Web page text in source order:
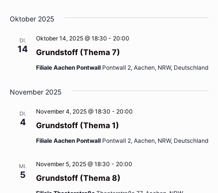
Oktober 2025
DI.
14 Grundstoff (Thema 7)
Oktober 14, 2025 @ 18:30 - 20:00
Filiale Aachen Pontwall Pontwall 2, Aachen, NRW, Deutschland
November 2025
DI.
4 Grundstoff (Thema 1)
November 4, 2025 @ 18:30 - 20:00
Filiale Aachen Pontwall Pontwall 2, Aachen, NRW, Deutschland
MI.
5 Grundstoff (Thema 8)
November 5, 2025 @ 18:30 - 20:00